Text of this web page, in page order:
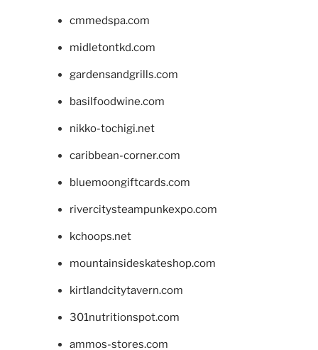
cmmedspa.com
midletontkd.com
gardensandgrills.com
basilfoodwine.com
nikko-tochigi.net
caribbean-corner.com
bluemoongiftcards.com
rivercitysteampunkexpo.com
kchoops.net
mountainsideskateshop.com
kirtlandcitytavern.com
301nutritionspot.com
ammos-stores.com